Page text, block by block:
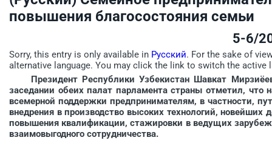
повышения благосостояния семьи
5-6/
Sorry, this entry is only available in Русский. For the sake of
alternative language. You may click the link to switch the active
Президент Республики Узбекистан Шавкат
заседании обеих палат парламента страны отметил, что
всемерной поддержки предпринимателям, в частности,
внедрения в производство высоких технологий,
повышения квалификации, стажировки в ведущих
взаимовыгодного сотрудничества.